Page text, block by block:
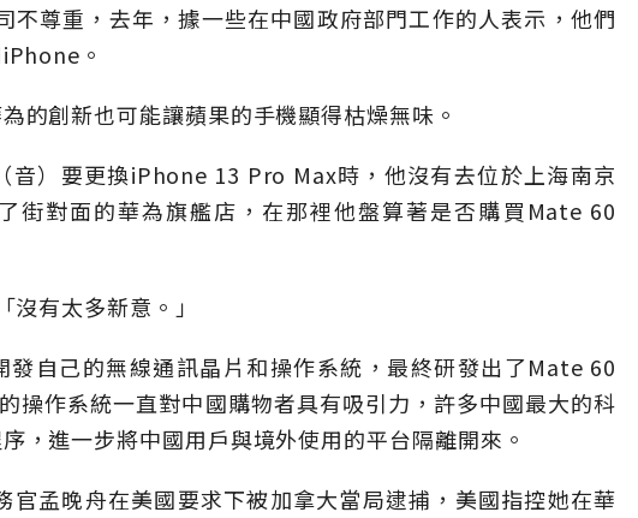
尊重，去年，據一些在中國政府部門工作的人表示，他們
。
的創新也可能讓蘋果的手機顯得枯燥無味。
音）要更換iPhone 13 Pro Max時，他沒有去位於上海南京
街對面的華為旗艦店，在那裡他盤算著是否購買Mate 60
有太多新意。」
發自己的無線通訊晶片和操作系統，最終研發出了Mate 60
操作系統一直對中國購物者具有吸引力，許多中國最大的科
，進一步將中國用戶與境外使用的平台隔離開來。
官孟晚舟在美國要求下被加拿大當局逮捕，美國指控她在華